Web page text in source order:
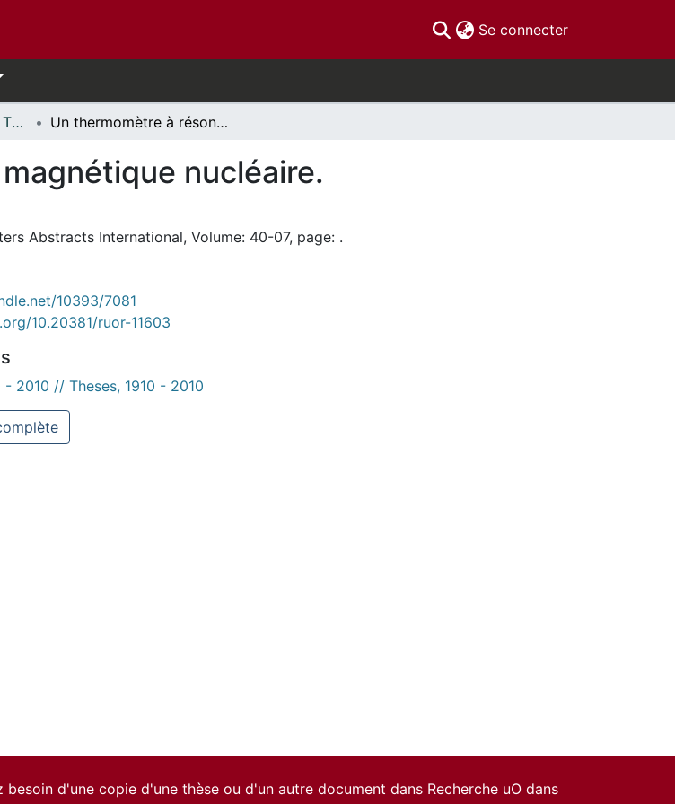
Se connecter(current)
Thèses, 1910 - 2010 // Theses, 1910 - 2010 Un thermomètre à résonance magnétique nucléaire.
nucléaire.
Abstracts International, Volume: 40-07, page: .
10393/7081
10.20381/ruor-11603
- 2010 // Theses, 1910 - 2010
besoin d'une copie d'une thèse ou d'un autre document dans Recherche uO dans